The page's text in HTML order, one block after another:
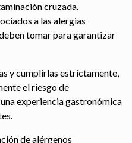
cruzada.
a las alergias
tomar para garantizar
y cumplirlas estrictamente,
el riesgo de
experiencia gastronómica
de alérgenos